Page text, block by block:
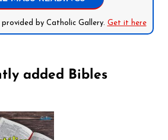
by Catholic Gallery. Get it here
added Bibles